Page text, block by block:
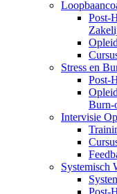
Post-
Stress en
Post-
Burn-
Intervisie
Systemisch
Post-